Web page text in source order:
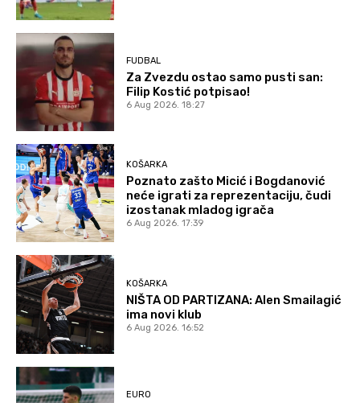
FUDBAL
Za Zvezdu ostao samo pusti san:
Filip Kostić potpisao!
6 Aug 2026. 18:27
KOŠARKA
Poznato zašto Micić i Bogdanović
neće igrati za reprezentaciju, čudi
izostanak mladog igrača
6 Aug 2026. 17:39
KOŠARKA
NIŠTA OD PARTIZANA: Alen Smailagić
ima novi klub
6 Aug 2026. 16:52
EURO